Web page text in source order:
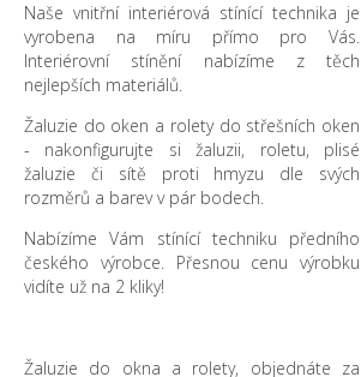
Naše vnitřní interiérová stínící technika je
vyrobena na míru přímo pro Vás.
Interiérovní stínění nabízíme z těch
nejlepších materiálů.
Žaluzie do oken a rolety do střešních oken
- nakonfigurujte si žaluzii, roletu, plisé
žaluzie či sítě proti hmyzu dle svých
rozměrů a barev v pár bodech.
Nabízíme Vám stínící techniku předního
českého výrobce. Přesnou cenu výrobku
vidíte už na 2 kliky!
Žaluzie do okna a rolety, objednáte za